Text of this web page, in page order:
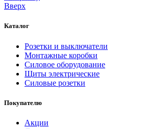
Вверх
Каталог
Розетки и выключатели
Монтажные коробки
Силовое оборудование
Щиты электрические
Силовые розетки
Покупателю
Акции